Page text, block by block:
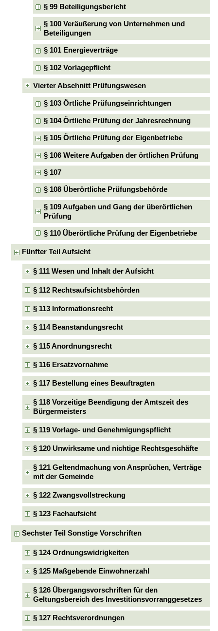
§ 99 Beteiligungsbericht
§ 100 Veräußerung von Unternehmen und
Beteiligungen
§ 101 Energieverträge
§ 102 Vorlagepflicht
Vierter Abschnitt Prüfungswesen
§ 103 Örtliche Prüfungseinrichtungen
§ 104 Örtliche Prüfung der Jahresrechnung
§ 105 Örtliche Prüfung der Eigenbetriebe
§ 106 Weitere Aufgaben der örtlichen Prüfung
§ 107
§ 108 Überörtliche Prüfungsbehörde
§ 109 Aufgaben und Gang der überörtlichen
Prüfung
§ 110 Überörtliche Prüfung der Eigenbetriebe
Fünfter Teil Aufsicht
§ 111 Wesen und Inhalt der Aufsicht
§ 112 Rechtsaufsichtsbehörden
§ 113 Informationsrecht
§ 114 Beanstandungsrecht
§ 115 Anordnungsrecht
§ 116 Ersatzvornahme
§ 117 Bestellung eines Beauftragten
§ 118 Vorzeitige Beendigung der Amtszeit des
Bürgermeisters
§ 119 Vorlage- und Genehmigungspflicht
§ 120 Unwirksame und nichtige Rechtsgeschäfte
§ 121 Geltendmachung von Ansprüchen, Verträge
mit der Gemeinde
§ 122 Zwangsvollstreckung
§ 123 Fachaufsicht
Sechster Teil Sonstige Vorschriften
§ 124 Ordnungswidrigkeiten
§ 125 Maßgebende Einwohnerzahl
§ 126 Übergangsvorschriften für den
Geltungsbereich des Investitionsvorranggesetzes
§ 127 Rechtsverordnungen